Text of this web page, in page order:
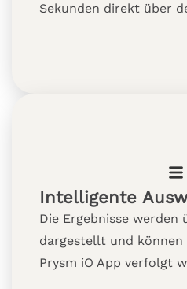
Sekunden direkt über
Intelligente
Die Ergebnisse werden
dargestellt und können
Prysm iO App verfolgt